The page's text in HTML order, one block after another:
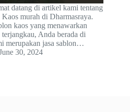
datang di artikel kami tentang
murah di Dharmasraya.
kaos yang menawarkan
Anda berada di
merupakan jasa sablon…
30, 2024